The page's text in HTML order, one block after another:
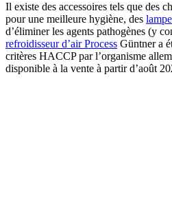
Il existe des accessoires tels que des
pour une meilleure hygiène, des
d’éliminer les agents pathogènes (y
refroidisseur d’air Process Güntner a
critères HACCP par l’organisme
disponible à la vente à partir d’août